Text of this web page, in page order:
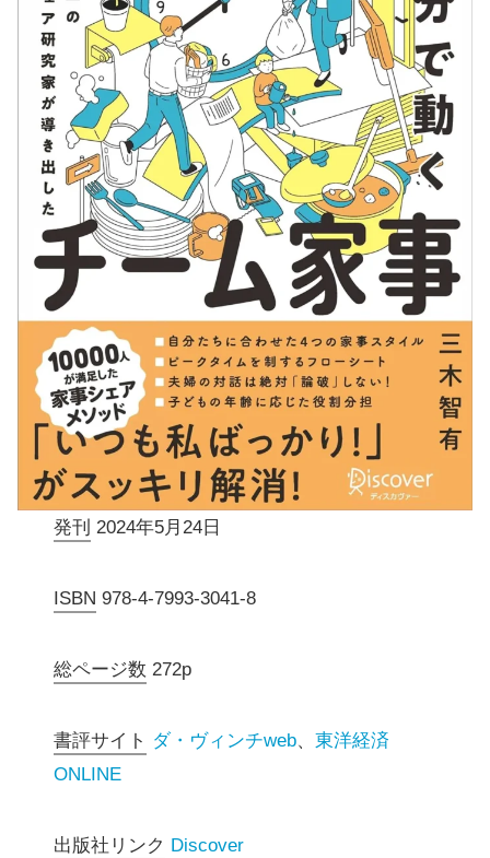
発刊 2024年5月24日
ISBN 978-4-7993-3041-8
総ページ数 272p
書評サイト ダ・ヴィンチweb、東洋経済
ONLINE
出版社リンク Discover